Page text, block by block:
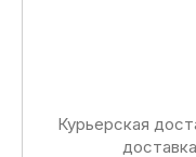
Курьерская